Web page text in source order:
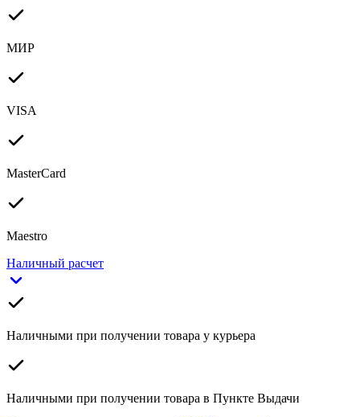
МИР
VISA
MasterCard
Maestro
Наличный расчет
Наличными при получении товара у курьера
Наличными при получении товара в Пункте Выдачи